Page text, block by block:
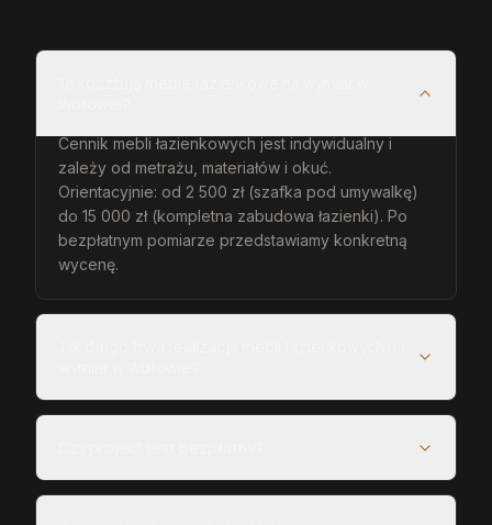
Cennik mebli łazienkowych jest indywidualny i
zależy od metrażu, materiałów i okuć.
Orientacyjnie: od 2 500 zł (szafka pod umywalkę)
do 15 000 zł (kompletna zabudowa łazienki). Po
bezpłatnym pomiarze przedstawiamy konkretną
wycenę.